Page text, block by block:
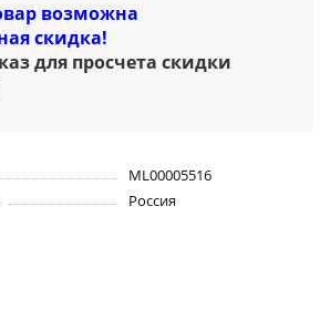
возможна
скидка!
для просчета скидки
ML00005516
Россия